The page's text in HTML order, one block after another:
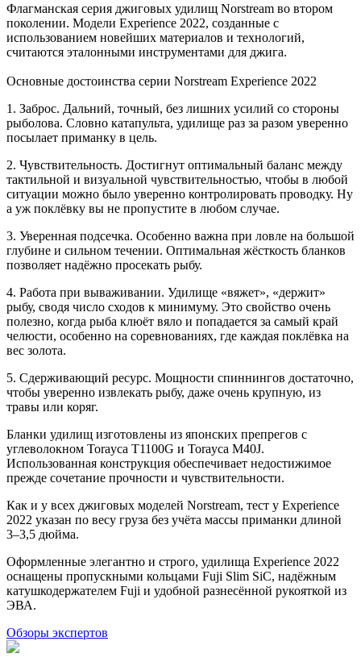
Флагманская серия джиговых удилищ Norstream во втором
поколении. Модели Experience 2022, созданные с
использованием новейших материалов и технологий,
считаются эталонными инструментами для джига.
Основные достоинства серии Norstream Experience 2022
1. Заброс. Дальний, точный, без лишних усилий со стороны
рыболова. Словно катапульта, удилище раз за разом уверенно
посылает приманку в цель.
2. Чувствительность. Достигнут оптимальный баланс между
тактильной и визуальной чувствительностью, чтобы в любой
ситуации можно было уверенно контролировать проводку. Ну
а уж поклёвку вы не пропустите в любом случае.
3. Уверенная подсечка. Особенно важна при ловле на большой
глубине и сильном течении. Оптимальная жёсткость бланков
позволяет надёжно просекать рыбу.
4. Работа при вываживании. Удилище «вяжет», «держит»
рыбу, сводя число сходов к минимуму. Это свойство очень
полезно, когда рыба клюёт вяло и попадается за самый край
челюсти, особенно на соревнованиях, где каждая поклёвка на
вес золота.
5. Сдерживающий ресурс. Мощности спиннингов достаточно,
чтобы уверенно извлекать рыбу, даже очень крупную, из
травы или коряг.
Бланки удилищ изготовлены из японских препрегов с
углеволокном Torayca T1100G и Torayca M40J.
Использованная конструкция обеспечивает недостижимое
прежде сочетание прочности и чувствительности.
Как и у всех джиговых моделей Norstream, тест у Experience
2022 указан по весу груза без учёта массы приманки длиной
3–3,5 дюйма.
Оформленные элегантно и строго, удилища Experience 2022
оснащены пропускными кольцами Fuji Slim SiC, надёжным
катушкодержателем Fuji и удобной разнесённой рукояткой из
ЭВА.
Обзоры экспертов